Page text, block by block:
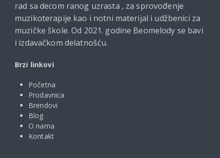
rad sa decom ranog uzrasta , za sprovođenje
muzikoterapije kao i notni materijal i udžbenici za
muzičke škole. Od 2021. godine Beomelody se bavi
i izdavačkom delatnošću.
Brzi linkovi
Početna
Prodavnica
Brendovi
Blog
O nama
Kontakt